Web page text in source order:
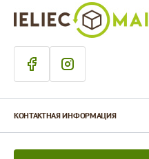
КОНТАКТНАЯ ИНФОРМАЦИЯ